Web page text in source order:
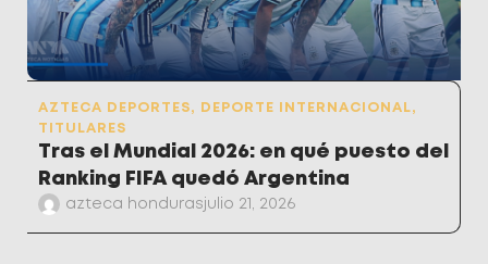
AZTECA DEPORTES, DEPORTE INTERNACIONAL,
TITULARES
Tras el Mundial 2026: en qué puesto del
Ranking FIFA quedó Argentina
azteca hondurasjulio 21, 2026